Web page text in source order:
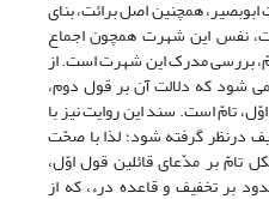
همچنین اصل برائت، بنای
نفس این شهرت همچون اجماع
بررسی مدرک این شهرت است. از
شود که دلالت آن بر قول دوم،
تامّ است. سند این روایت نیز با
درنظر گرفته شود؛ لذا با صحّت
تامّ بر مدّعای قائلین قول اوّل،
بر تخفیف و قاعده درء، که از